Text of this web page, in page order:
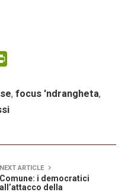
, focus 'ndrangheta,
NEXT ARTICLE
Comune: i democratici
all’attacco della